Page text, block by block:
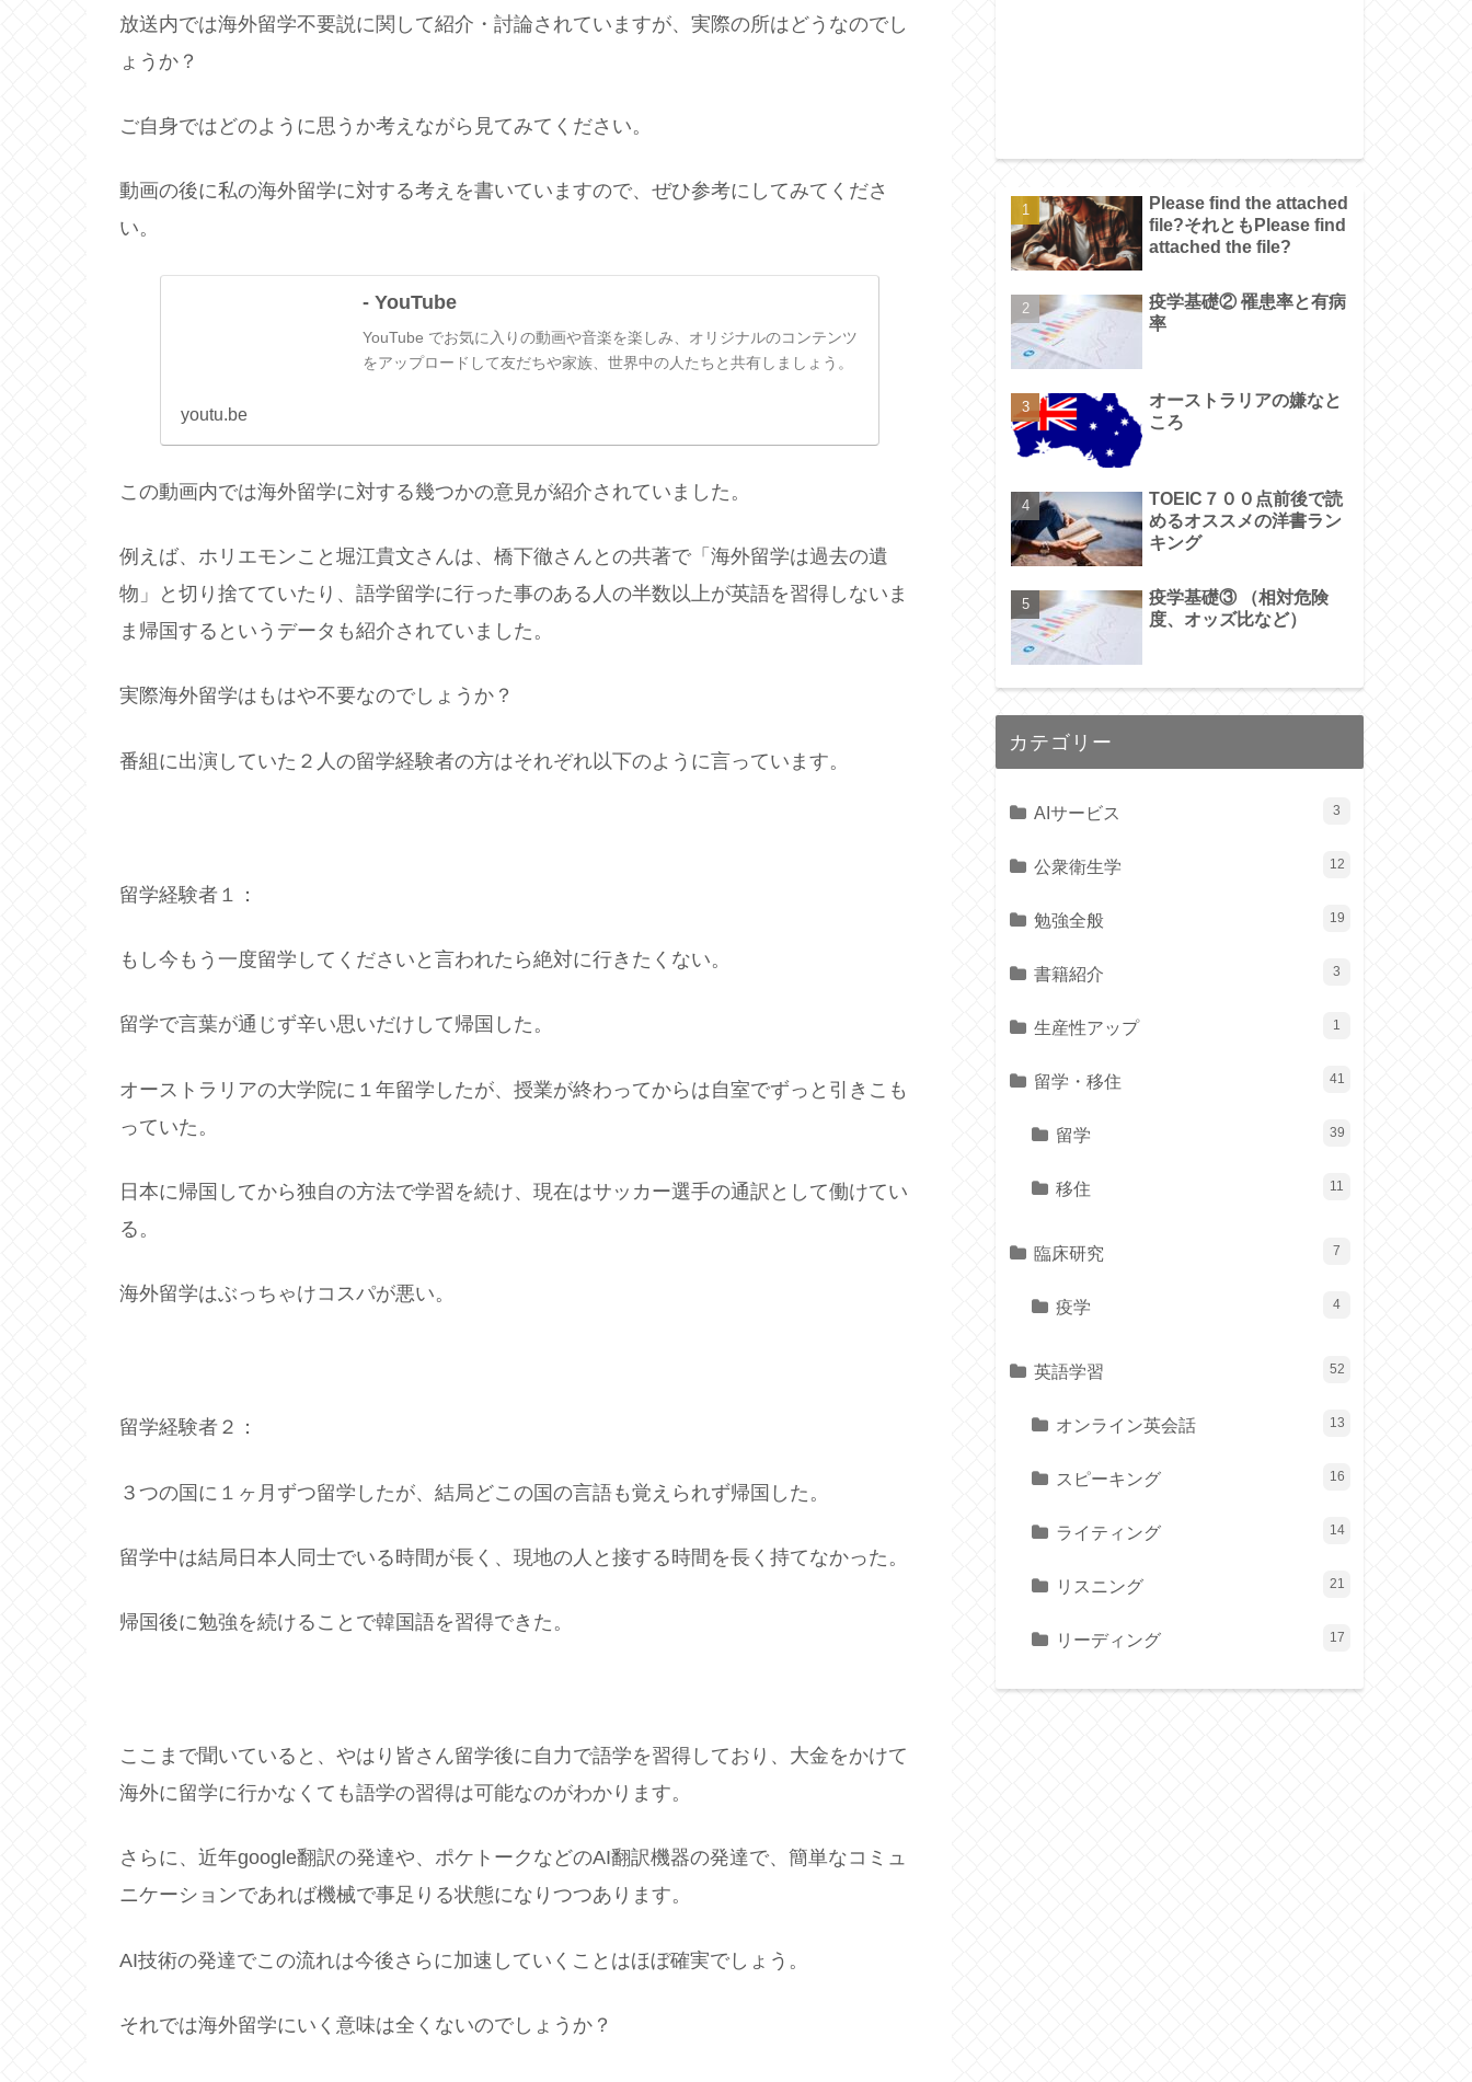
放送内では海外留学不要説に関して紹介・討論されていますが、実際の所はどうなのでし
ょうか？
ご自身ではどのように思うか考えながら見てみてください。
動画の後に私の海外留学に対する考えを書いていますので、ぜひ参考にしてみてくださ
い。
- YouTube
YouTube でお気に入りの動画や音楽を楽しみ、オリジナルのコンテンツ
をアップロードして友だちや家族、世界中の人たちと共有しましょう。
youtu.be
この動画内では海外留学に対する幾つかの意見が紹介されていました。
例えば、ホリエモンこと堀江貴文さんは、橋下徹さんとの共著で「海外留学は過去の遺
物」と切り捨てていたり、語学留学に行った事のある人の半数以上が英語を習得しないま
ま帰国するというデータも紹介されていました。
実際海外留学はもはや不要なのでしょうか？
番組に出演していた２人の留学経験者の方はそれぞれ以下のように言っています。
留学経験者１：
もし今もう一度留学してくださいと言われたら絶対に行きたくない。
留学で言葉が通じず辛い思いだけして帰国した。
オーストラリアの大学院に１年留学したが、授業が終わってからは自室でずっと引きこも
っていた。
日本に帰国してから独自の方法で学習を続け、現在はサッカー選手の通訳として働けてい
る。
海外留学はぶっちゃけコスパが悪い。
留学経験者２：
３つの国に１ヶ月ずつ留学したが、結局どこの国の言語も覚えられず帰国した。
留学中は結局日本人同士でいる時間が長く、現地の人と接する時間を長く持てなかった。
帰国後に勉強を続けることで韓国語を習得できた。
ここまで聞いていると、やはり皆さん留学後に自力で語学を習得しており、大金をかけて
海外に留学に行かなくても語学の習得は可能なのがわかります。
さらに、近年google翻訳の発達や、ポケトークなどのAI翻訳機器の発達で、簡単なコミュ
ニケーションであれば機械で事足りる状態になりつつあります。
AI技術の発達でこの流れは今後さらに加速していくことはほぼ確実でしょう。
それでは海外留学にいく意味は全くないのでしょうか？
Please find the attached
file?それともPlease find
attached the file?
疫学基礎② 罹患率と有病
率
オーストラリアの嫌なと
ころ
TOEIC７００点前後で読
めるオススメの洋書ラン
キング
疫学基礎③ （相対危険
度、オッズ比など）
カテゴリー
AIサービス 3
公衆衛生学 12
勉強全般 19
書籍紹介 3
生産性アップ 1
留学・移住 41
留学 39
移住 11
臨床研究 7
疫学 4
英語学習 52
オンライン英会話 13
スピーキング 16
ライティング 14
リスニング 21
リーディング 17